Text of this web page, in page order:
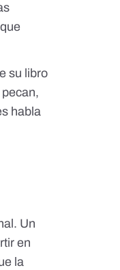
su libro
habla
Un
en
la